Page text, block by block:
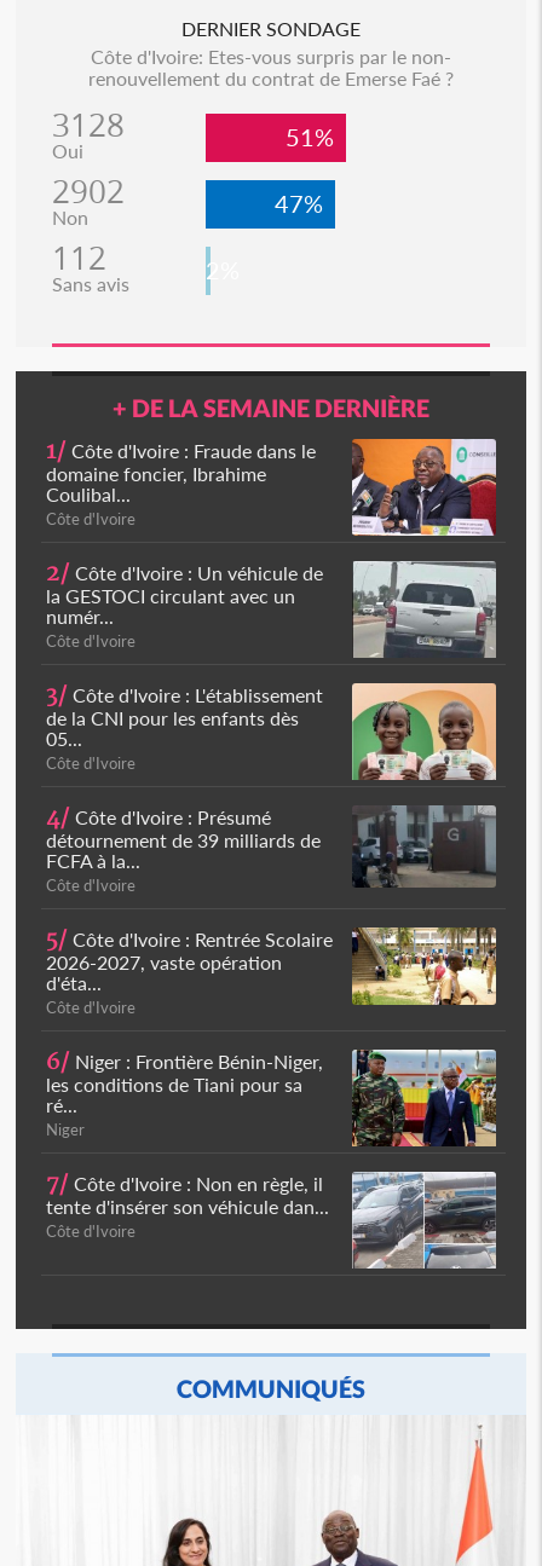
DERNIER SONDAGE
Côte d'Ivoire: Etes-vous surpris par le non-
renouvellement du contrat de Emerse Faé ?
3128
Oui 51%
2902
Non 47%
112
Sans avis 2%
+ DE LA SEMAINE DERNIÈRE
1/ Côte d'Ivoire : Fraude dans le
domaine foncier, Ibrahime
Coulibal...
Côte d'Ivoire
2/ Côte d'Ivoire : Un véhicule de
la GESTOCI circulant avec un
numér...
Côte d'Ivoire
3/ Côte d'Ivoire : L'établissement
de la CNI pour les enfants dès
05...
Côte d'Ivoire
4/ Côte d'Ivoire : Présumé
détournement de 39 milliards de
FCFA à la...
Côte d'Ivoire
5/ Côte d'Ivoire : Rentrée Scolaire
2026-2027, vaste opération
d'éta...
Côte d'Ivoire
6/ Niger : Frontière Bénin-Niger,
les conditions de Tiani pour sa
ré...
Niger
7/ Côte d'Ivoire : Non en règle, il
tente d'insérer son véhicule dan...
Côte d'Ivoire
COMMUNIQUÉS